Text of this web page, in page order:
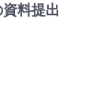
資料提出